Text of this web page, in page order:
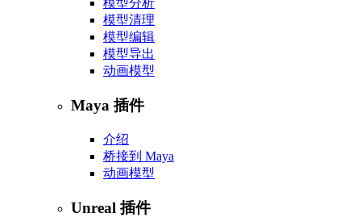
模型分析
模型清理
模型编辑
模型导出
动画模型
Maya 插件
介绍
桥接到 Maya
动画模型
Unreal 插件